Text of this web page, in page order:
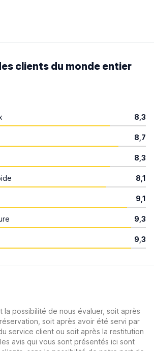
clients du monde entier
8,3
8,7
8,3
8,1
9,1
9,3
9,3
la possibilité de nous évaluer, soit après
soit après avoir été servi par
service client ou soit après la restitution
avis qui vous sont présentés ici sont